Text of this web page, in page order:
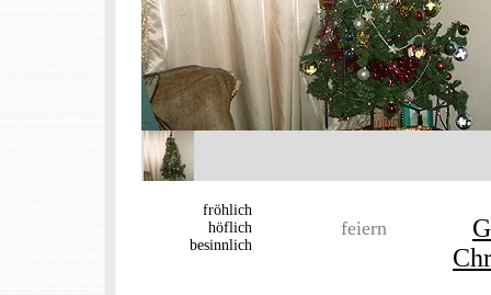
fröhlich
höflich
besinnlich
feiern